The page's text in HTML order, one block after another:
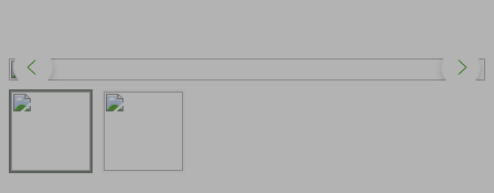
3º perfume